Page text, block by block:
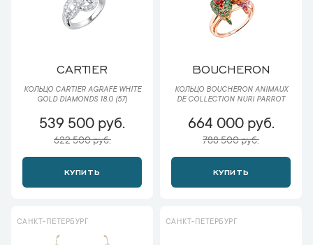
CARTIER
КОЛЬЦО CARTIER AGRAFE WHITE
GOLD DIAMONDS 18.0 (57)
539 500 руб.
622 500 руб.
КУПИТЬ
BOUCHERON
КОЛЬЦО BOUCHERON ANIMAUX
DE COLLECTION NURI PARROT
664 000 руб.
788 500 руб.
КУПИТЬ
САНКТ-ПЕТЕРБУРГ САНКТ-ПЕТЕРБУРГ